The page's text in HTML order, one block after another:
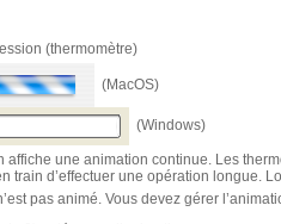
(thermomètre)
(MacOS)
(Windows)
une animation continue. Les
train d’effectuer une opération longue.
pas animé. Vous devez gérer